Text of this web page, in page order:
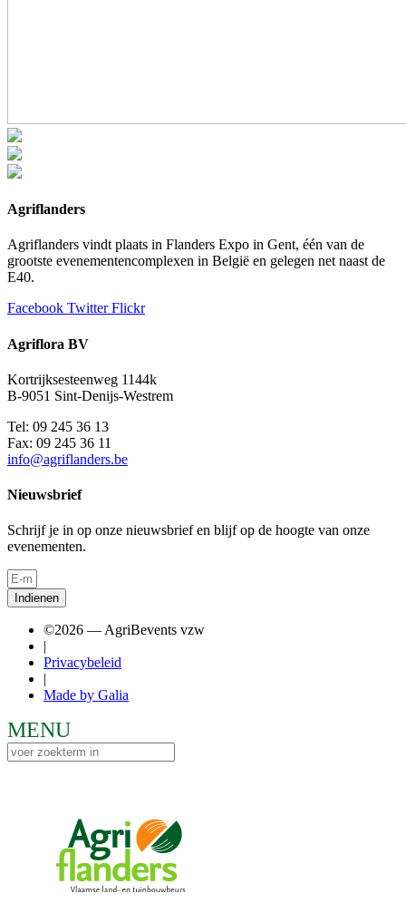
Agriflanders
Agriflanders vindt plaats in Flanders Expo in Gent, één van de
grootste evenementencomplexen in België en gelegen net naast de
E40.
Facebook Twitter Flickr
Agriflora BV
Kortrijksesteenweg 1144k
B-9051 Sint-Denijs-Westrem
Tel: 09 245 36 13
Fax: 09 245 36 11
info@agriflanders.be
Nieuwsbrief
Schrijf je in op onze nieuwsbrief en blijf op de hoogte van onze
evenementen.
Indienen
©2026 — AgriBevents vzw
|
Privacybeleid
|
Made by Galia